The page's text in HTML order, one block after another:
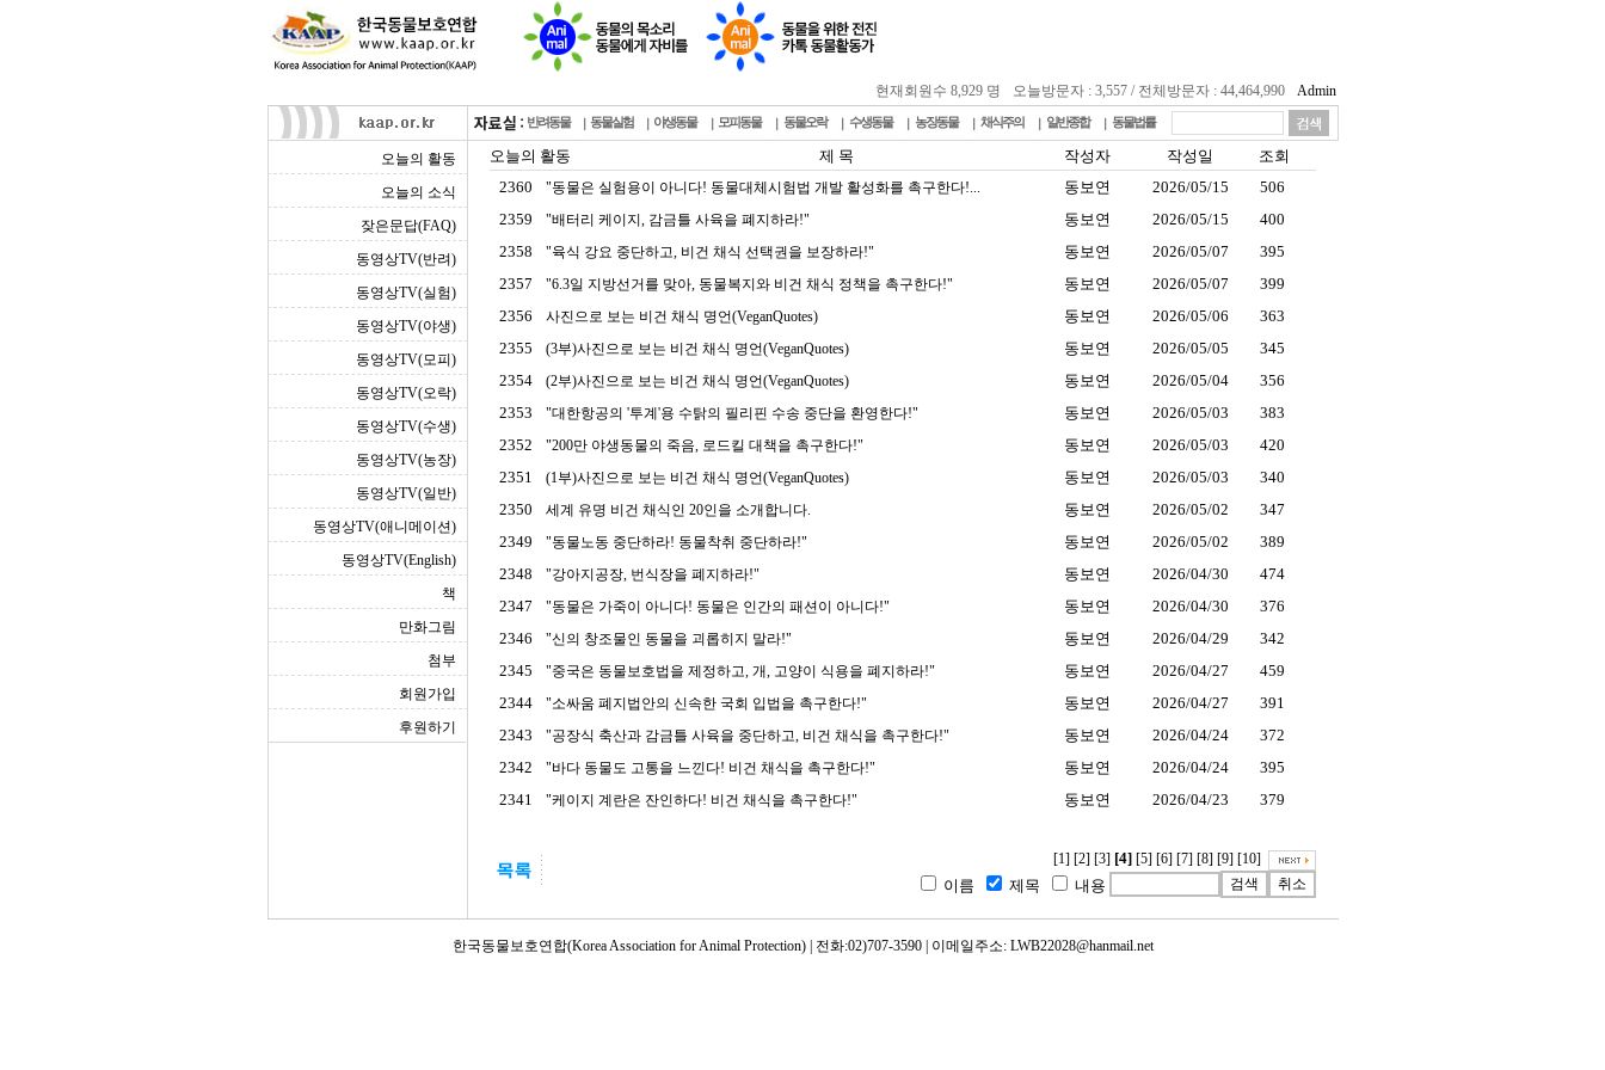
현재회원수 8,929 명 오늘방문자 : 3,557 / 전체방문자 : 44,464,990 Admin
반려동물 동물실험 야생동물 모피동물 동물오락 수생동물 농장동물 채식주의 일반종합 동물법률
오늘의 활동
오늘의 소식
잦은문답(FAQ)
동영상TV(반려)
동영상TV(실험)
동영상TV(야생)
동영상TV(모피)
동영상TV(오락)
동영상TV(수생)
동영상TV(농장)
동영상TV(일반)
동영상TV(애니메이션)
동영상TV(English)
책
만화그림
첨부
회원가입
후원하기
오늘의 활동 제 목 작성자 작성일
조회
2360
"동물은 실험용이 아니다! 동물대체시험법 개발 활성화를 촉구한다!... 동보연 2026/05/15
506
2359
"배터리 케이지, 감금틀 사육을 폐지하라!" 동보연 2026/05/15
400
2358
"육식 강요 중단하고, 비건 채식 선택권을 보장하라!" 동보연 2026/05/07
395
2357
"6.3일 지방선거를 맞아, 동물복지와 비건 채식 정책을 촉구한다!" 동보연 2026/05/07
399
2356
사진으로 보는 비건 채식 명언(VeganQuotes) 동보연 2026/05/06
363
2355
(3부)사진으로 보는 비건 채식 명언(VeganQuotes) 동보연 2026/05/05
345
2354
(2부)사진으로 보는 비건 채식 명언(VeganQuotes) 동보연 2026/05/04
356
2353
"대한항공의 '투계'용 수탉의 필리핀 수송 중단을 환영한다!" 동보연 2026/05/03
383
2352
"200만 야생동물의 죽음, 로드킬 대책을 촉구한다!" 동보연 2026/05/03
420
2351
(1부)사진으로 보는 비건 채식 명언(VeganQuotes) 동보연 2026/05/03
340
2350
세계 유명 비건 채식인 20인을 소개합니다. 동보연 2026/05/02
347
2349
"동물노동 중단하라! 동물착취 중단하라!" 동보연 2026/05/02
389
2348
"강아지공장, 번식장을 폐지하라!" 동보연 2026/04/30
474
2347
"동물은 가죽이 아니다! 동물은 인간의 패션이 아니다!" 동보연 2026/04/30
376
2346
"신의 창조물인 동물을 괴롭히지 말라!" 동보연 2026/04/29
342
2345
"중국은 동물보호법을 제정하고, 개, 고양이 식용을 폐지하라!" 동보연 2026/04/27
459
2344
"소싸움 폐지법안의 신속한 국회 입법을 촉구한다!" 동보연 2026/04/27
391
2343
"공장식 축산과 감금틀 사육을 중단하고, 비건 채식을 촉구한다!" 동보연 2026/04/24
372
2342
"바다 동물도 고통을 느낀다! 비건 채식을 촉구한다!" 동보연 2026/04/24
395
2341
"케이지 계란은 잔인하다! 비건 채식을 촉구한다!" 동보연 2026/04/23 379
[1] [2] [3] [4] [5] [6] [7] [8] [9] [10]
이름 제목 내용
한국동물보호연합(Korea Association for Animal Protection) | 전화:02)707-3590 | 이메일주소: LWB22028@hanmail.net